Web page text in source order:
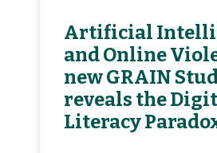
Artificial
and Online
new GRAIN
reveals the
Literacy